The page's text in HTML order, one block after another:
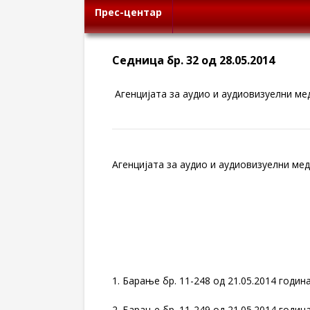
Прес-центар
Седница бр. 32 од 28.05.2014
Агенцијата за аудио и аудиовизуелни
Агенцијата за аудио и аудиовизуелни
1. Барање бр. 11-248 од 21.05.2014